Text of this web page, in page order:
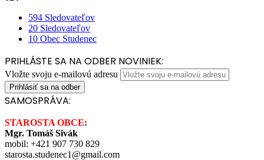
594 Sledovateľov
20 Sledovateľov
10 Obec Studenec
PRIHLÁSTE SA NA ODBER NOVINIEK:
Vložte svoju e-mailovú adresu
SAMOSPRÁVA:
STAROSTA OBCE:
Mgr. Tomáš Sivák
mobil: +421 907 730 829
starosta.studenec1@gmail.com